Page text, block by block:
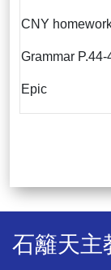
CNY
Grammar P.44-
Epic
石籬天主